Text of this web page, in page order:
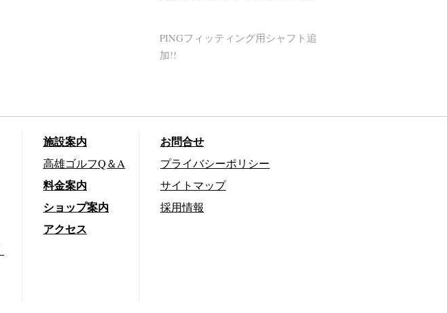
PINGフィッティング用シャフト追
加!!
施設案内
高雄ゴルフQ＆A
料金案内
ショップ案内
アクセス
お問合せ
プライバシーポリシー
サイトマップ
採用情報